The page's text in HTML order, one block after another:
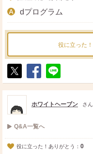
dプログラム
役に立った！
ポ
ス
ト
シ
ェ
送
る
ホワイトヘーブン さん
Q&A一覧へ
役に立った！ありがとう： 0